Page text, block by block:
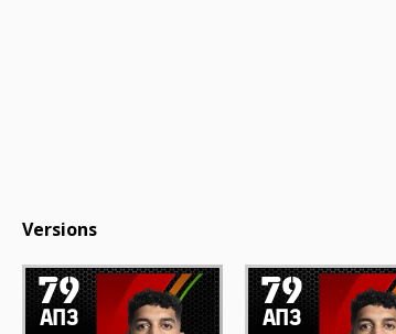
Versions
79
АПЗ
79
АПЗ